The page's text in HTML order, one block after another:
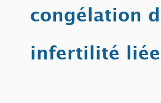
congélation
infertilité liée